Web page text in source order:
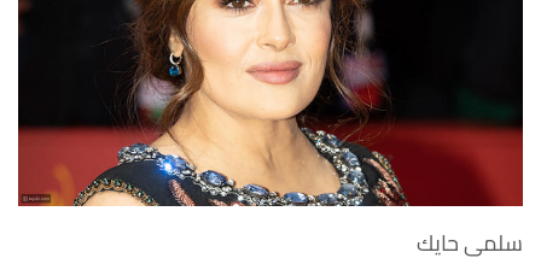
سلمى حايك